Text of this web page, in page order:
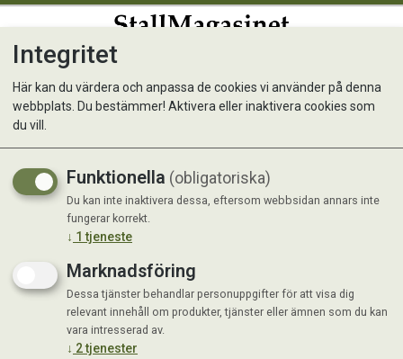
Carrier Lax & Ris 15kg
Integritet
Här kan du värdera och anpassa de cookies vi använder på denna
webbplats. Du bestämmer! Aktivera eller inaktivera cookies som
du vill.
Funktionella (obligatoriska)
Du kan inte inaktivera dessa, eftersom webbsidan annars inte
fungerar korrekt.
↓ 1 tjeneste
Marknadsföring
Dessa tjänster behandlar personuppgifter för att visa dig
relevant innehåll om produkter, tjänster eller ämnen som du kan
vara intresserad av.
↓ 2tjenester